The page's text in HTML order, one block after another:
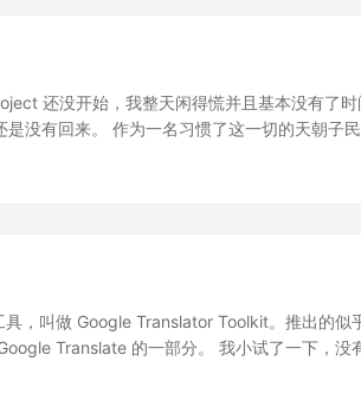
物，在现场倒是没看出来。他说18年前差点成
下，他是抬举我们了，人家是 Stanford 毕业的
可惜的是他今天好像没说啥有关技术的东西，
还真没准备要找工作。那个网站浏览器兼容性
能，所以毕业学校看起来相当之全──香港、
放了。可能是我孤陋寡闻，可是从来没听说腾
的。也没见到给开源社区捐个什么项目出来。
很神秘一样。（让我想起那个莫名其妙的
内有API（抄的也行），淘宝也有开放平台，
第一，搞不搞开源，搞不搞开放平台，API 之类
还没开始，我整天闲得慌并且基本没有了
没有回来。 作为一名习惯了这一切的天朝子
哦，是啊，新疆出事儿了啊。这就足够让饭否关
明真相的群众，它就是做到了，它把个人无力
而人在某些时候，也会需要呐喊。 于是新疆
时候饭否还在，看到那么多人喊着新疆，会是
再发生什么事情的时候，饭否不会又这么匆匆
，分辨是非真假也就不必他人代劳了吧。
，叫做 Google Translator Toolkit。推出的似
Translate 的一部分。 我小试了一下，没
早些时候 Google Docs 的界面；拥有 CAT 软